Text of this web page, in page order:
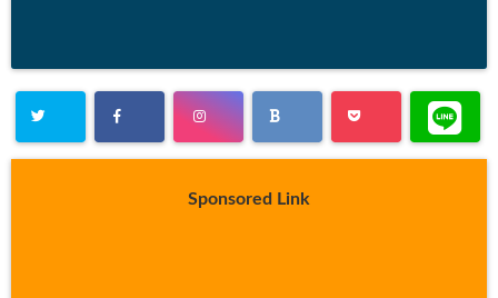
Sponsored Link